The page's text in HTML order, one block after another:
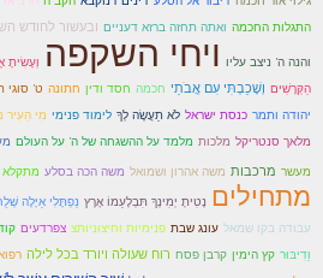
התגלות החכמה ואתה תחזה ברזא דעניים ובעשור לחודש
והנה ה' ניצב עליו ויחי השקפה וְעָשִׂיתָ
הַקְּרָשִׁים וְשָׁכַבְתִּי עִם אֲבֹתַי חכמה חסד ודין חתונה ט' סוגי
יהודה ותמר כנסת ישראל לֹא תַעֲשֶׂה לְךָ לימוד פנימי מִי הֵעִיר
מלאך סנטריקל מלכות מלמד על ההשגחה של ה' על העולם
מעשר מרכבות משה אהרון ושמואל משה הכה בסלע מתקלא
מתחילים נָטִיתָ יְמִינְךָ תִּבְלָעֵמוֹ אָרֶץ נַפְתָּלִי אַיָּלָה
עבודה בקו שמאל עונג שבת פנימיות וחיצוניותצ צפרדעים
וֵדִיבּוּר קץ הימין קרבן פסח רוח שעולה ויורד בכל לילה